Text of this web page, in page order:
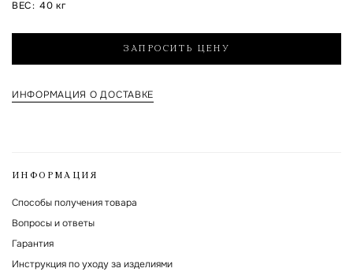
ВЕС: 40 кг
ЗАПРОСИТЬ ЦЕНУ
ИНФОРМАЦИЯ О ДОСТАВКЕ
ИНФОРМАЦИЯ
Способы получения товара
Вопросы и ответы
Гарантия
Инструкция по уходу за изделиями